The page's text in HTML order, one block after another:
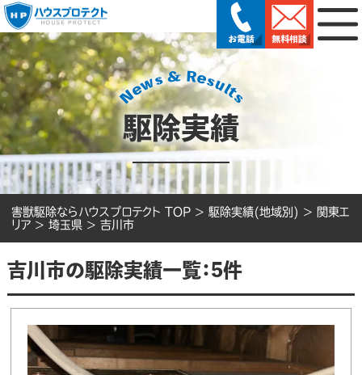
駆除実績
害獣駆除ならハウスプロテクト TOP > 駆除実績(地域別) > 関東エ
リア > 埼玉県 > 吉川市
吉川市の駆除実績一覧：5件